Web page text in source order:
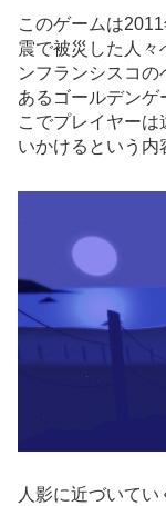
このゲームは
震で被災した人々
ンフランシスコ
あるゴールデンゲ
こでプレイヤー
いかけるという内
人影に近づいて